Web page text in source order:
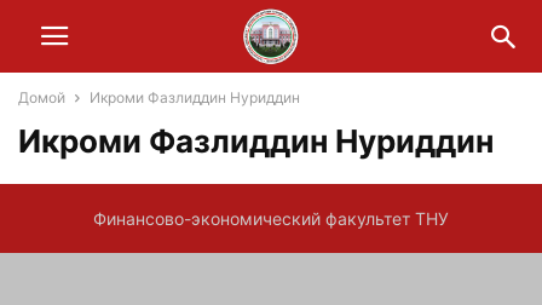
Домой Икроми Фазлиддин Нуриддин
Икроми Фазлиддин Нуриддин
Финансово-экономический факультет ТНУ